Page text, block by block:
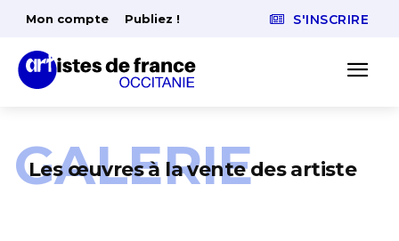
Mon compte Publiez ! S'INSCRIRE
Les œuvres à la vente des artiste
GALERIE